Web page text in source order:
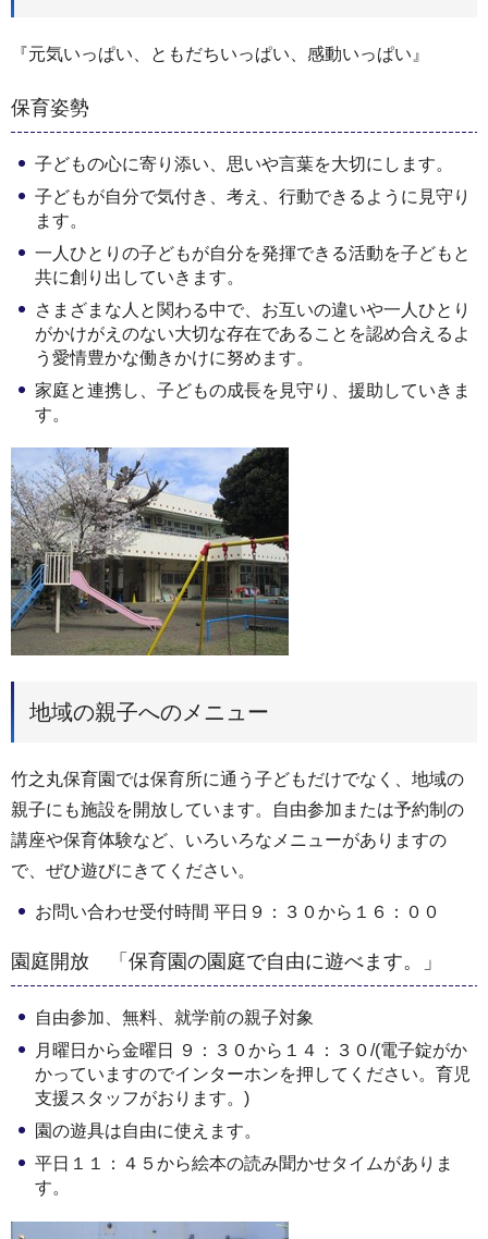
『元気いっぱい、ともだちいっぱい、感動いっぱい』
保育姿勢
子どもの心に寄り添い、思いや言葉を大切にします。
子どもが自分で気付き、考え、行動できるように見守り
ます。
一人ひとりの子どもが自分を発揮できる活動を子どもと
共に創り出していきます。
さまざまな人と関わる中で、お互いの違いや一人ひとり
がかけがえのない大切な存在であることを認め合えるよ
う愛情豊かな働きかけに努めます。
家庭と連携し、子どもの成長を見守り、援助していきま
す。
地域の親子へのメニュー
竹之丸保育園では保育所に通う子どもだけでなく、地域の
親子にも施設を開放しています。自由参加または予約制の
講座や保育体験など、いろいろなメニューがありますの
で、ぜひ遊びにきてください。
お問い合わせ受付時間 平日９：３０から１６：００
園庭開放 「保育園の園庭で自由に遊べます。」
自由参加、無料、就学前の親子対象
月曜日から金曜日 ９：３０から１４：３０/(電子錠がか
かっていますのでインターホンを押してください。育児
支援スタッフがおります。)
園の遊具は自由に使えます。
平日１１：４５から絵本の読み聞かせタイムがありま
す。